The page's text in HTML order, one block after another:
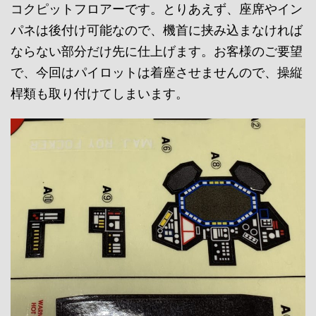
コクピットフロアーです。とりあえず、座席やイン
パネは後付け可能なので、機首に挟み込まなければ
ならない部分だけ先に仕上げます。お客様のご要望
で、今回はパイロットは着座させませんので、操縦
桿類も取り付けてしまいます。